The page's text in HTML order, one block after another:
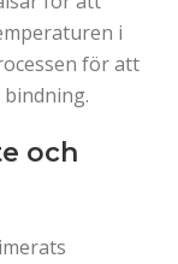
i
för att
och